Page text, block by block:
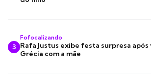
3
Fofocalizando
Rafa Justus exibe festa surpresa após
Grécia com a mãe